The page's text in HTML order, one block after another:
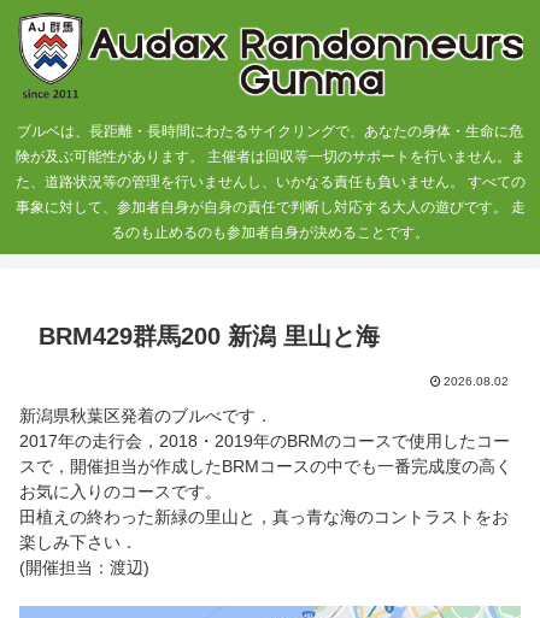
ブルベは、長距離・長時間にわたるサイクリングで、あなたの身体・生命に危
険が及ぶ可能性があります。 主催者は回収等一切のサポートを行いません。ま
た、道路状況等の管理を行いませんし、いかなる責任も負いません。 すべての
事象に対して、参加者自身が自身の責任で判断し対応する大人の遊びです。 走
るのも止めるのも参加者自身が決めることです。
BRM429群馬200 新潟 里山と海
2026.08.02
新潟県秋葉区発着のブルべです．
2017年の走行会，2018・2019年のBRMのコースで使用したコー
スで，開催担当が作成したBRMコースの中でも一番完成度の高く
お気に入りのコースです。
田植えの終わった新緑の里山と，真っ青な海のコントラストをお
楽しみ下さい．
(開催担当：渡辺)